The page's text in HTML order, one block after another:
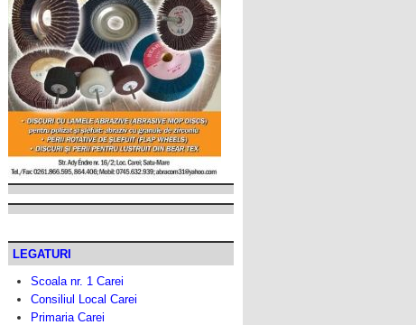
LEGATURI
Scoala nr. 1 Carei
Consiliul Local Carei
Primaria Carei